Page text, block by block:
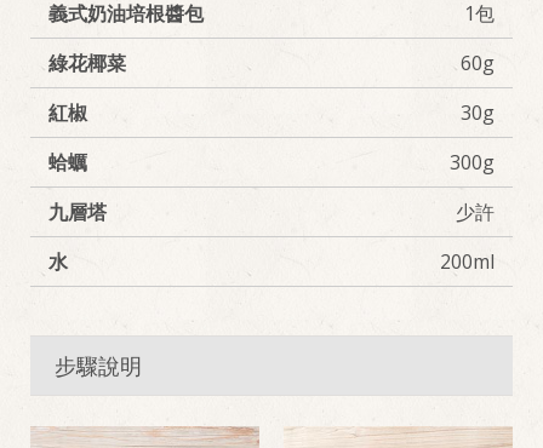
義式奶油培根醬包
1包
綠花椰菜
60g
紅椒
30g
蛤蠣
300g
九層塔
少許
水
200ml
步驟說明